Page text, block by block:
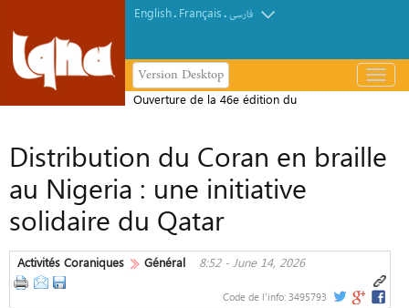
English. Français.فارسی
Version Desktop
باز
و
منو
Ouverture de la 46e édition du
à La Mecque
Distribution du Coran en braille
au Nigeria : une initiative
solidaire du Qatar
Activités Coraniques Général 8:52 - June 14, 2026
Code de l'info: 3495793